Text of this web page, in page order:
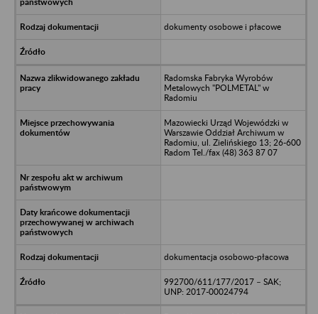
dokumenty osobowe i płacowe
Radomska Fabryka Wyrobów
Metalowych "POLMETAL" w
Radomiu
Mazowiecki Urząd Wojewódzki w
Warszawie Oddział Archiwum w
Radomiu, ul. Zielińskiego 13; 26-600
Radom Tel./fax (48) 363 87 07
dokumentacja osobowo-płacowa
992700/611/177/2017 – SAK;
UNP: 2017-00024794